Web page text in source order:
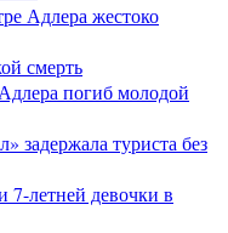
Адлера жестоко
смерть
погиб молодой
туриста без
летней девочки в